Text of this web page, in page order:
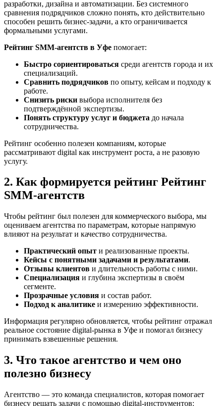
разработки, дизайна и автоматизации. Без системного
сравнения подрядчиков сложно понять, кто действительно
способен решить бизнес-задачи, а кто ограничивается
формальными услугами.
Рейтинг SMM‑агентств в Уфе помогает:
Быстро сориентироваться среди агентств города и их
специализаций.
Сравнить подрядчиков по опыту, кейсам и подходу к
работе.
Снизить риски выбора исполнителя без
подтверждённой экспертизы.
Понять структуру услуг и бюджета до начала
сотрудничества.
Рейтинг особенно полезен компаниям, которые
рассматривают digital как инструмент роста, а не разовую
услугу.
2. Как формируется рейтинг Рейтинг
SMM‑агентств
Чтобы рейтинг был полезен для коммерческого выбора, мы
оцениваем агентства по параметрам, которые напрямую
влияют на результат и качество сотрудничества.
Практический опыт и реализованные проекты.
Кейсы с понятными задачами и результатами.
Отзывы клиентов и длительность работы с ними.
Специализация и глубина экспертизы в своём
сегменте.
Прозрачные условия и состав работ.
Подход к аналитике и измерению эффективности.
Информация регулярно обновляется, чтобы рейтинг отражал
реальное состояние digital-рынка в Уфе и помогал бизнесу
принимать взвешенные решения.
3. Что такое агентство и чем оно
полезно бизнесу
Агентство — это команда специалистов, которая помогает
бизнесу решать задачи с помощью digital-инструментов: